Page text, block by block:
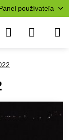
používateľa